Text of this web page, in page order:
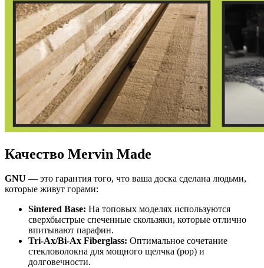
Качество Mervin Made
GNU — это гарантия того, что ваша доска сделана людьми,
которые живут горами:
Sintered Base: На топовых моделях используются
сверхбыстрые спеченные скользяки, которые отлично
впитывают парафин.
Tri-Ax/Bi-Ax Fiberglass: Оптимальное сочетание
стекловолокна для мощного щелчка (pop) и
долговечности.